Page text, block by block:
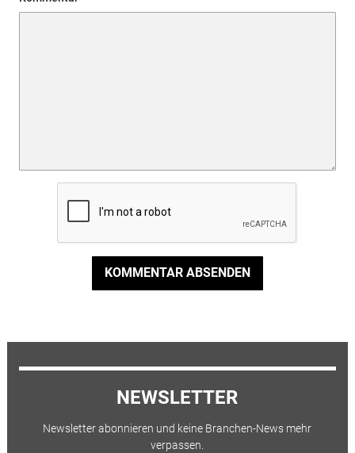
KOMMENTAR ABSENDEN
NEWSLETTER
Newsletter abonnieren und keine Branchen-News mehr
verpassen.